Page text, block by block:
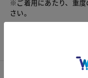
※ご着用にあたり、重
さい。